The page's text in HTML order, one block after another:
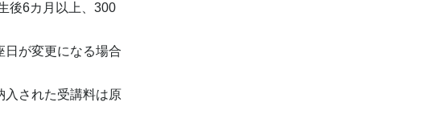
後6カ月以上、300
日が変更になる場合
入された受講料は原